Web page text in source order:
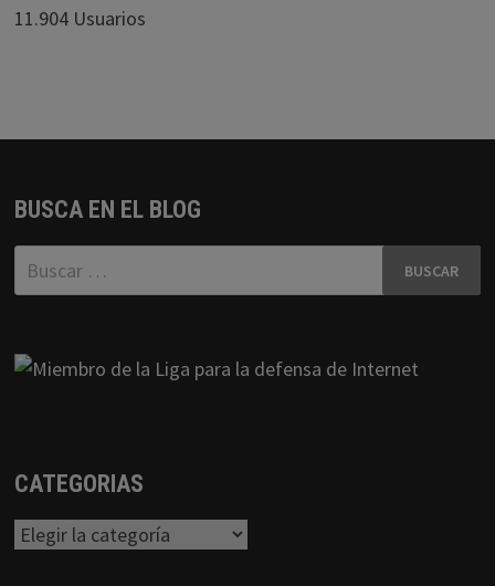
11.904 Usuarios
BUSCA EN EL BLOG
Buscar:
CATEGORIAS
Categorias